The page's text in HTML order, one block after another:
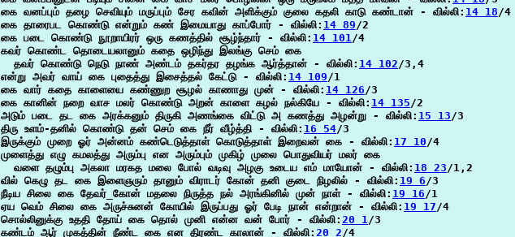
கை வனப்பும் தழை செவியும் மருப்பும் சேர கவின் அளிக்கும் குலை கதலி காடு கண்டான் - வில்லி: 14 18/4
கை தாரைபட கொண்டு என்றும் கண் இமையாது காப்போர் - வில்லி: 14 89/2
கை படை கொண்டு நூறாயிரர் ஒரு கணத்தில் சூழ்ந்தார் - வில்லி: 14 101/4
கவர் கொண்ட தொடையலானும் கதை ஒழிந்து இலங்கு செம் கை
  தவர் கொண்டு நெடு நாண் அண்டம் தகர்தர தழங்க ஆர்த்தான் - வில்லி:
14 102/3,4
என்று அவர் வாய் கை புதைத்து இசைத்தல் கேட்டு - வில்லி: 14 109/1
கை வார் கதை காளையை கண்ணுற சூழல் காணாது முன் - வில்லி: 14 126/3
கை கானின் நறை வாச மலர் கொண்டு அறன் காளை கழல் நல்கியே - வில்லி: 14 135/2
அடும் படை தட கை அரக்கனும் திருகி அணங்கை விட்டு அ கணத்து அழன்று - வில்லி: 15 13/3
திரு உளம்-தனில் கொண்டு தன் செம் கை நீர் வீழ்த்தி - வில்லி: 16 54/3
இருக்கும் முறை ஓர் அன்னம் கண்டெடுத்தாள் கொடுத்தாள் இறைவன் கை - வில்லி: 17 10/4
முளைத்து எழு கமலத்து அரும்பு என அரும்பும் முகிழ் முலை பொதுவியர் மலர் கை
  வளை தழும்பு அகலா மரகத மலை போல் வடிவு அழகு உடைய எம் மாயோன் - வில்லி:
18 23/1,2
வில் கெழு தட கை இளைஞரும் தானும் விராடர் கோன் தனி குடை நிழலில் - வில்லி: 19 6/3
நீடிய சிலை கை தேவர்_கோன் மதலை நிருத்த நல் அரங்கினில் முன் நாள் - வில்லி: 19 16/1
ஏய வெம் சிலை கை அருச்சுனன் கோயில் இருப்பது ஓர் பேடி நான் என்றான் - வில்லி: 19 17/4
சொல்லினுக்கு உததி தோய் கை தொல் முனி என்ன வன் போர் - வில்லி: 20 1/3
கண்டம் ஆர் முகத்தின் நீண்ட கை என திரண்ட காலான் - வில்லி: 20 2/4